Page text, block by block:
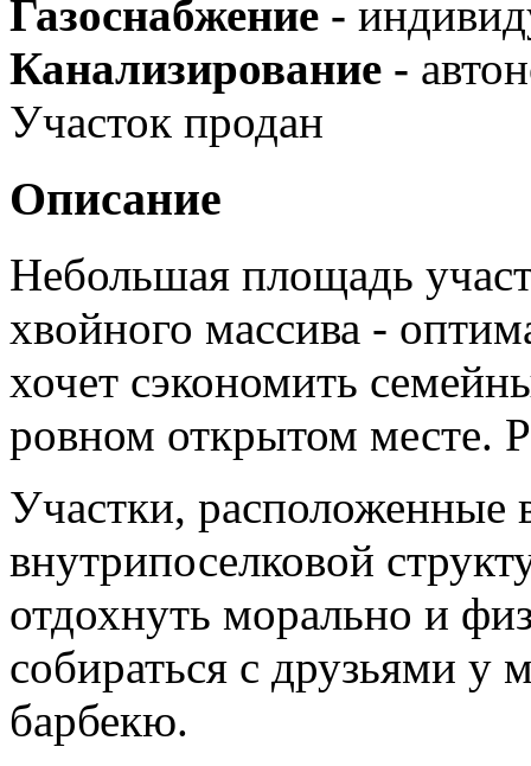
Газоснабжение -
Канализирование -
Участок продан
Описание
Небольшая площадь
хвойного массива -
хочет сэкономить
ровном открытом месте.
Участки, расположенные
внутрипоселковой
отдохнуть морально и
собираться с друзьями у
барбекю.